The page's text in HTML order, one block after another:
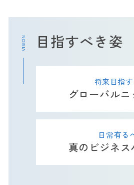
目指すべき姿
将来目指
グローバル
日常有る
真のビジネ